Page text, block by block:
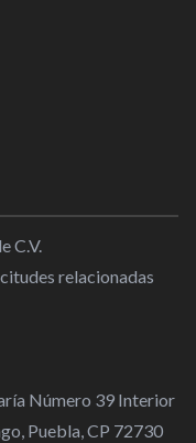
C.V.
relacionadas
Número 39 Interior
Puebla, CP 72730